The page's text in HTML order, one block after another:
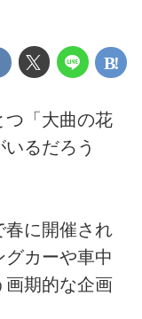
つ「大曲の花
るだろう
春に開催され
カーや車中
期的な企画